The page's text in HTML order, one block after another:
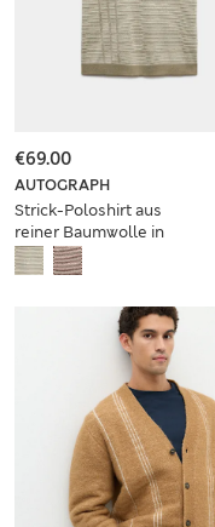
AUTOGRAPH
Strick-Poloshirt aus
reiner Baumwolle in
normaler Passform
€69.00